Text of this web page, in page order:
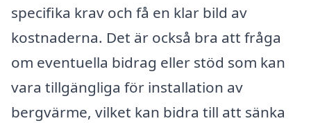
specifika krav och få en klar bild av
kostnaderna. Det är också bra att fråga
om eventuella bidrag eller stöd som kan
vara tillgängliga för installation av
bergvärme, vilket kan bidra till att sänka